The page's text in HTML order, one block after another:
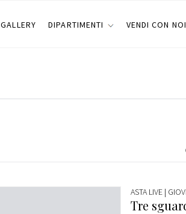
GALLERY DIPARTIMENTI VENDI CON NOI
ASTA LIVE |
Tre